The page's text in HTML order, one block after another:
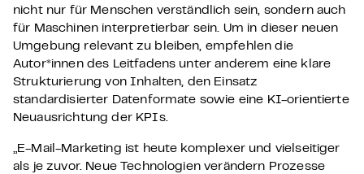
nicht nur für Menschen verständlich sein, sondern auch
für Maschinen interpretierbar sein. Um in dieser neuen
Umgebung relevant zu bleiben, empfehlen die
Autor*innen des Leitfadens unter anderem eine klare
Strukturierung von Inhalten, den Einsatz
standardisierter Datenformate sowie eine KI-orientierte
Neuausrichtung der KPIs.
„E-Mail-Marketing ist heute komplexer und vielseitiger
als je zuvor. Neue Technologien verändern Prozesse